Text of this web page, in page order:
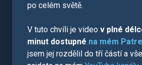
po celém světě.
V tuto chvíli je video v plné
minut dostupné na mém
jsem jej rozdělil do tří částí a